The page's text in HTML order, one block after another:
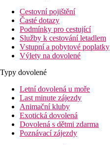
Cestovní pojištění
Časté dotazy
Podmínky pro cestující
Služby k cestování letadlem
Vstupní a pobytové poplatky
Výlety na dovolené
Typy dovolené
Letní dovolená u moře
Last minute zájezdy
Animační kluby
Exotická dovolená
Dovolená s dětmi zdarma
Poznávací zájezdy